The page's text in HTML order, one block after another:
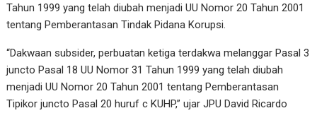
Tahun 1999 yang telah diubah menjadi UU Nomor 20 Tahun 2001
tentang Pemberantasan Tindak Pidana Korupsi.
“Dakwaan subsider, perbuatan ketiga terdakwa melanggar Pasal 3
juncto Pasal 18 UU Nomor 31 Tahun 1999 yang telah diubah
menjadi UU Nomor 20 Tahun 2001 tentang Pemberantasan
Tipikor juncto Pasal 20 huruf c KUHP,” ujar JPU David Ricardo